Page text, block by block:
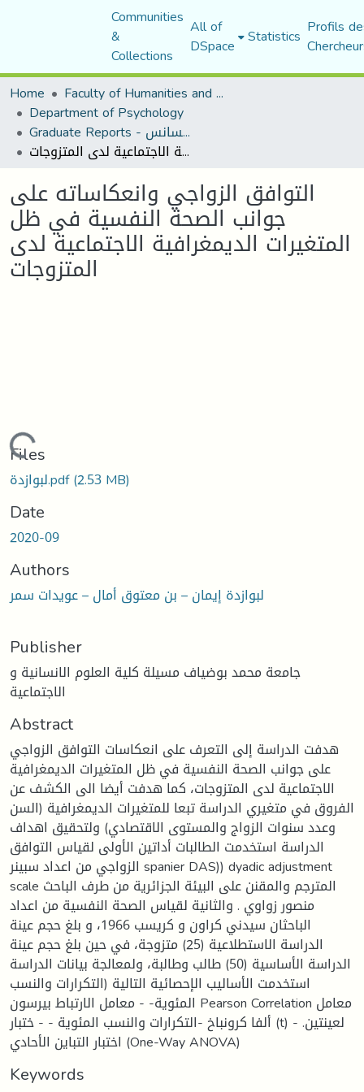
Communities
&
Collections
All of
DSpace Statistics Profils
Home
Faculty of Humanities and Social Sciences
Department of Psychology
Graduate Reports - تقارير الليسانس
التوافق الزواجي وانعكاساته على جوانب الصحة النفسية في ظل المتغيرات الديمغرافية الاجتماعية لدى المتزوجات
التوافق الزواجي وانعكاساته على
جوانب الصحة النفسية في ظل
المتغيرات الديمغرافية الاجتماعية لدى
المتزوجات
Loading...
Files
لبوازدة.pdf(2.53 MB)
Date
2020-09
Authors
لبوازدة إيمان – بن معتوق أمال – عويدات سمر
Publisher
جامعة محمد بوضياف مسيلة كلية العلوم الانسانية و
الاجتماعية
Abstract
هدفت الدراسة إلى التعرف على انعكاسات التوافق الزواجي
على جوانب الصحة النفسية في ظل المتغيرات الديمغرافية
الاجتماعية لدى المتزوجات، كما هدفت أيضا الى الكشف عن
الفروق في متغيري الدراسة تبعا للمتغيرات الديمغرافية (السن
وعدد سنوات الزواج والمستوى الاقتصادي) ولتحقيق اهداف
الدراسة استخدمت الطالبات أداتين الأولى لقياس التوافق
الزواجي من اعداد سبينر spanier DAS)) dyadic adjustment
scale المترجم والمقنن على البيئة الجزائرية من طرف الباحث
منصور زواوي . والثانية لقياس الصحة النفسية من اعداد
الباحثان سيدني كراون و كریسب 1966، و بلغ حجم عينة
الدراسة الاستطلاعية (25) متزوجة، في حين بلغ حجم عينة
الدراسة الأساسية (50) طالب وطالبة، ولمعالجة بيانات الدراسة
استخدمت الأساليب الإحصائية التالية (التكرارات والنسب
المئوية- - معامل الارتباط بيرسون Pearson Correlation معامل
ألفا كرونباخ -التكرارات والنسب المئوية - - ختبار (t) لعينتين. -
اختبار التباين الأحادي (One-Way ANOVA)
Keywords